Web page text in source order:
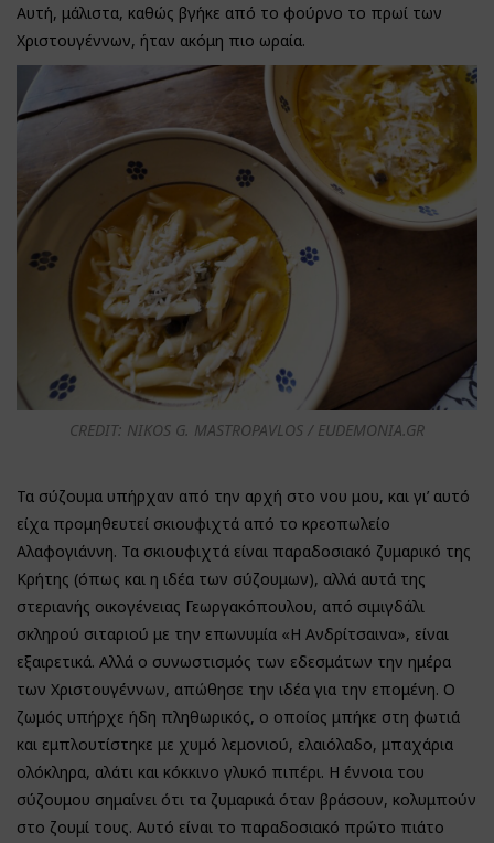
Αυτή, μάλιστα, καθώς βγήκε από το φούρνο το πρωί των
Χριστουγέννων, ήταν ακόμη πιο ωραία.
CREDIT: NIKOS G. MASTROPAVLOS / EUDEMONIA.GR
Τα σύζουμα υπήρχαν από την αρχή στο νου μου, και γι’ αυτό
είχα προμηθευτεί σκιουφιχτά από το κρεοπωλείο
Αλαφογιάννη. Τα σκιουφιχτά είναι παραδοσιακό ζυμαρικό της
Κρήτης (όπως και η ιδέα των σύζουμων), αλλά αυτά της
στεριανής οικογένειας Γεωργακόπουλου, από σιμιγδάλι
σκληρού σιταριού με την επωνυμία «Η Ανδρίτσαινα», είναι
εξαιρετικά. Αλλά ο συνωστισμός των εδεσμάτων την ημέρα
των Χριστουγέννων, απώθησε την ιδέα για την επομένη. Ο
ζωμός υπήρχε ήδη πληθωρικός, ο οποίος μπήκε στη φωτιά
και εμπλουτίστηκε με χυμό λεμονιού, ελαιόλαδο, μπαχάρια
ολόκληρα, αλάτι και κόκκινο γλυκό πιπέρι. Η έννοια του
σύζουμου σημαίνει ότι τα ζυμαρικά όταν βράσουν, κολυμπούν
στο ζουμί τους. Αυτό είναι το παραδοσιακό πρώτο πιάτο